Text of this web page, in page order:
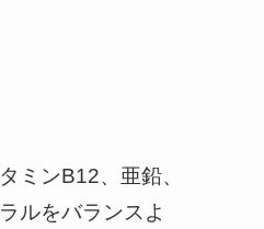
ミンB12、亜鉛、
ルをバランスよ